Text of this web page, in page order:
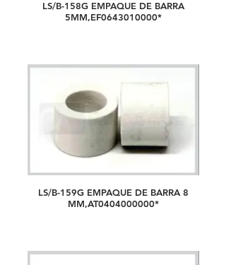
LS/B-158G EMPAQUE DE BARRA
5MM,EF0643010000*
LS/B-159G EMPAQUE DE BARRA 8
MM,AT0404000000*